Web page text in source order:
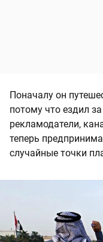
Поначалу он
потому что ездил
рекламодатели,
теперь
случайные точки